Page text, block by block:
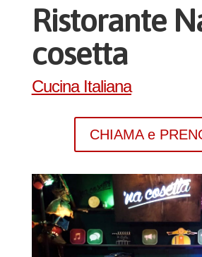
Ristorante
cosetta
Cucina Italiana
CHIAMA e